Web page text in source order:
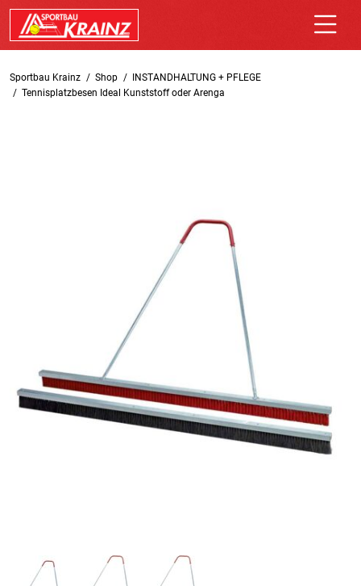
Sportbau Krainz Shop
INSTANDHALTUNG + PFLEGE
Tennisplatzbesen Ideal Kunststoff oder Arenga